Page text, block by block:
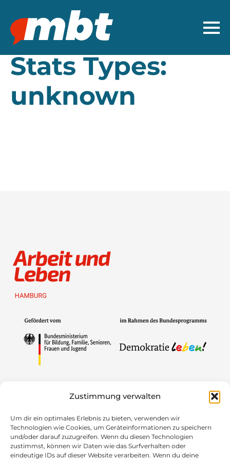
Zustimmung verwalten
Um dir ein optimales Erlebnis zu bieten, verwenden wir
Technologien wie Cookies, um Geräteinformationen zu speichern
und/oder darauf zuzugreifen. Wenn du diesen Technologien
zustimmst, können wir Daten wie das Surfverhalten oder
eindeutige IDs auf dieser Website verarbeiten. Wenn du deine
Stats Types:
unknown
Mitglied im